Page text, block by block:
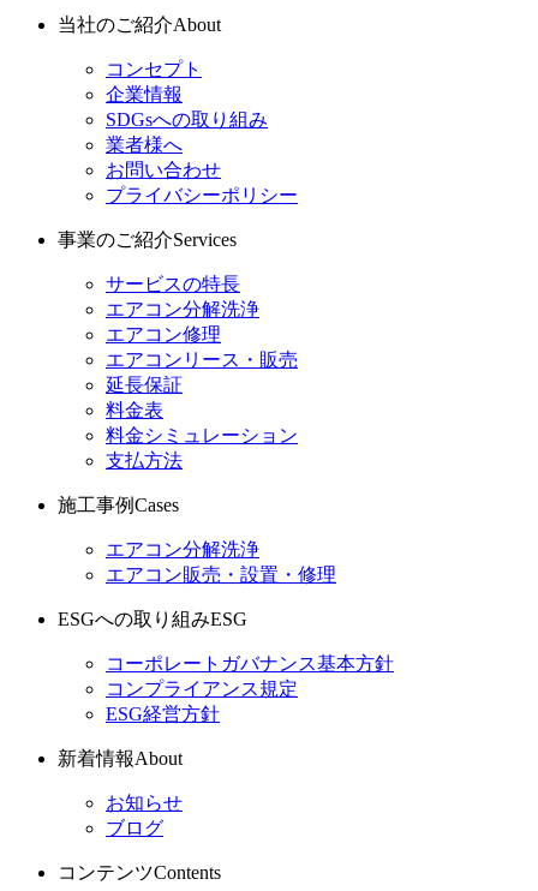
当社のご紹介About
コンセプト
企業情報
SDGsへの取り組み
業者様へ
お問い合わせ
プライバシーポリシー
事業のご紹介Services
サービスの特長
エアコン分解洗浄
エアコン修理
エアコンリース・販売
延長保証
料金表
料金シミュレーション
支払方法
施工事例Cases
エアコン分解洗浄
エアコン販売・設置・修理
ESGへの取り組みESG
コーポレートガバナンス基本方針
コンプライアンス規定
ESG経営方針
新着情報About
お知らせ
ブログ
コンテンツContents